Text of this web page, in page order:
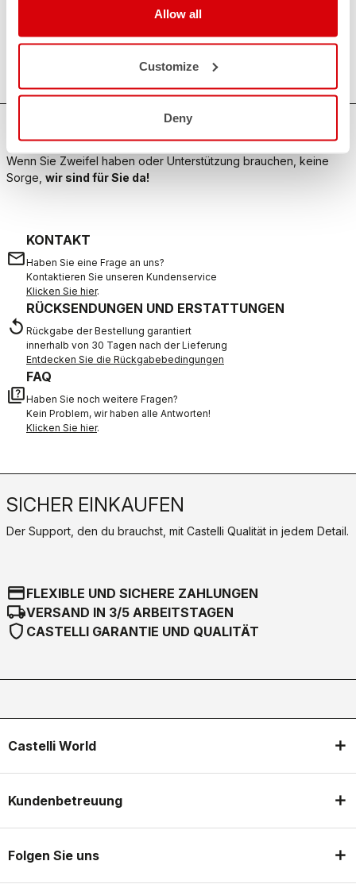
Allow all
Customize
Deny
BRAUCHEN SIE HILFE?
Wenn Sie Zweifel haben oder Unterstützung brauchen, keine
Sorge, wir sind für Sie da!
email
KONTAKT
Haben Sie eine Frage an uns?
Kontaktieren Sie unseren Kundenservice
Klicken Sie hier.
replay
RÜCKSENDUNGEN UND ERSTATTUNGEN
Rückgabe der Bestellung garantiert
innerhalb von 30 Tagen nach der Lieferung
Entdecken Sie die Rückgabebedingungen
quiz
FAQ
Haben Sie noch weitere Fragen?
Kein Problem, wir haben alle Antworten!
Klicken Sie hier.
SICHER EINKAUFEN
Der Support, den du brauchst, mit Castelli Qualität in jedem Detail.
credit_cardFLEXIBLE UND SICHERE ZAHLUNGEN
local_shippingVERSAND IN 3/5 ARBEITSTAGEN
shield CASTELLI GARANTIE UND QUALITÄT
Castelli World
Kundenbetreuung
Folgen Sie uns